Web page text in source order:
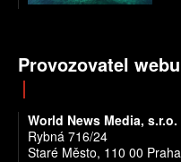
Provozovatel webu
World News Media, s.r.o.
Rybná 716/24
Staré Město, 110 00 Praha